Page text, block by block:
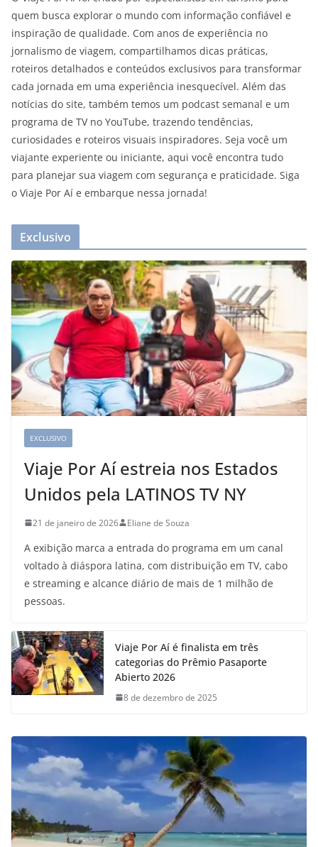
quem busca explorar o mundo com informação confiável e
inspiração de qualidade. Com anos de experiência no
jornalismo de viagem, compartilhamos dicas práticas,
roteiros detalhados e conteúdos exclusivos para transformar
cada jornada em uma experiência inesquecível. Além das
notícias do site, também temos um podcast semanal e um
programa de TV no YouTube, trazendo tendências,
curiosidades e roteiros visuais inspiradores. Seja você um
viajante experiente ou iniciante, aqui você encontra tudo
para planejar sua viagem com segurança e praticidade. Siga
o Viaje Por Aí e embarque nessa jornada!
Exclusivo
EXCLUSIVO
Viaje Por Aí estreia nos Estados
Unidos pela LATINOS TV NY
21 de janeiro de 2026 Eliane de Souza
A exibição marca a entrada do programa em um canal
voltado à diáspora latina, com distribuição em TV, cabo
e streaming e alcance diário de mais de 1 milhão de
pessoas.
Viaje Por Aí é finalista em três
categorias do Prêmio Pasaporte
Abierto 2026
8 de dezembro de 2025